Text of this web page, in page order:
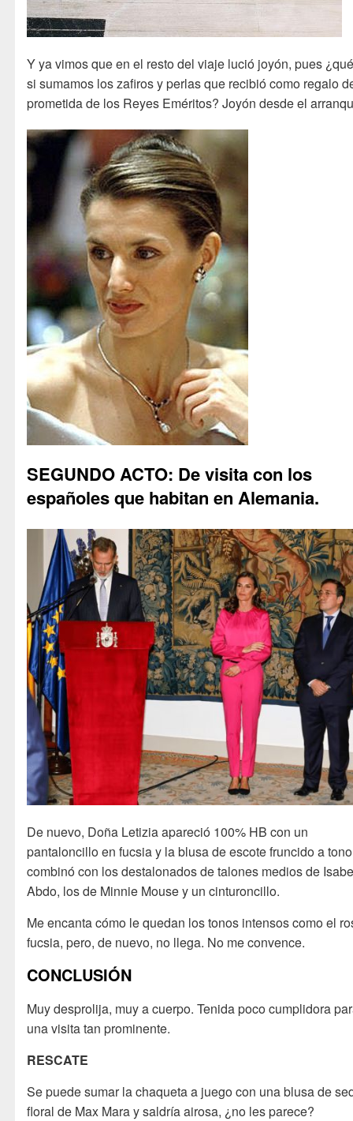
Y ya vimos que en el resto del viaje lució joyón, pues
si sumamos los zafiros y perlas que recibió como regalo
prometida de los Reyes Eméritos? Joyón desde el
SEGUNDO ACTO: De visita con los
españoles que habitan en Alemania.
De nuevo, Doña Letizia apareció 100% HB con un
pantaloncillo en fucsia y la blusa de escote fruncido a
combinó con los destalonados de talones medios de
Abdo, los de Minnie Mouse y un cinturoncillo.
Me encanta cómo le quedan los tonos intensos como el
fucsia, pero, de nuevo, no llega. No me convence.
CONCLUSIÓN
Muy desprolija, muy a cuerpo. Tenida poco cumplidora
una visita tan prominente.
RESCATE
Se puede sumar la chaqueta a juego con una blusa de
floral de Max Mara y saldría airosa, ¿no les parece?